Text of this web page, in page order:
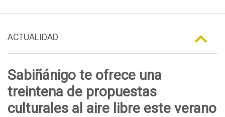
ACTUALIDAD
Sabiñánigo te ofrece una
treintena de propuestas
culturales al aire libre este verano